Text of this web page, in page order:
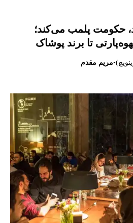
حکومت پلمب می‌کند؛
تا برند پوشاک
•مریم مقدم